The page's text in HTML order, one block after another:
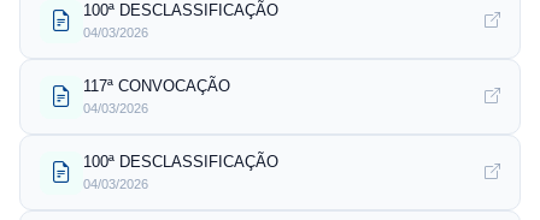
100ª DESCLASSIFICAÇÃO
04/03/2026
117ª CONVOCAÇÃO
04/03/2026
100ª DESCLASSIFICAÇÃO
04/03/2026